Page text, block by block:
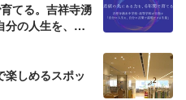
てる。吉祥寺湧
分の人生を、自
楽しめるスポッ